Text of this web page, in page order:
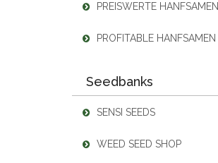
PREISWERTE HANFSAMEN
PROFITABLE HANFSAMEN
Seedbanks
SENSI SEEDS
WEED SEED SHOP